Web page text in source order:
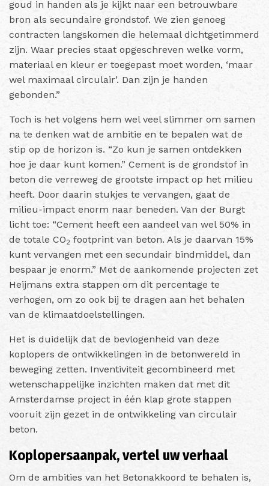
goud in handen als je kijkt naar een betrouwbare
bron als secundaire grondstof. We zien genoeg
contracten langskomen die helemaal dichtgetimmerd
zijn. Waar precies staat opgeschreven welke vorm,
materiaal en kleur er toegepast moet worden, ‘maar
wel maximaal circulair’. Dan zijn je handen
gebonden.”
Toch is het volgens hem wel veel slimmer om samen
na te denken wat de ambitie en te bepalen wat de
stip op de horizon is. “Zo kun je samen ontdekken
hoe je daar kunt komen.” Cement is de grondstof in
beton die verreweg de grootste impact op het milieu
heeft. Door daarin stukjes te vervangen, gaat de
milieu-impact enorm naar beneden. Van der Burgt
licht toe: “Cement heeft een aandeel van wel 50% in
de totale CO2 footprint van beton. Als je daarvan 15%
kunt vervangen met een secundair bindmiddel, dan
bespaar je enorm.” Met de aankomende projecten zet
Heijmans extra stappen om dit percentage te
verhogen, om zo ook bij te dragen aan het behalen
van de klimaatdoelstellingen.
Het is duidelijk dat de bevlogenheid van deze
koplopers de ontwikkelingen in de betonwereld in
beweging zetten. Inventiviteit gecombineerd met
wetenschappelijke inzichten maken dat met dit
Amsterdamse project in één klap grote stappen
vooruit zijn gezet in de ontwikkeling van circulair
beton.
Koplopersaanpak, vertel uw verhaal
Om de ambities van het Betonakkoord te behalen is,